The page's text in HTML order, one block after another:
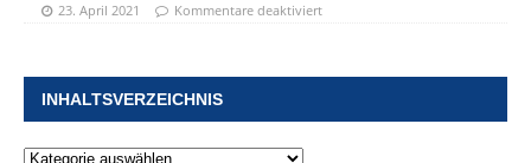
23. April 2021 Kommentare deaktiviert
INHALTSVERZEICHNIS